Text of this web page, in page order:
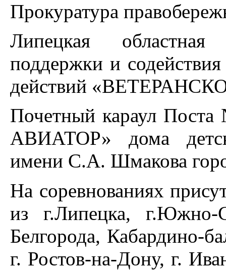
Прокуратура
Липецкая областная
поддержки и
действий
Почетный караул
АВИАТОР» дома
имени С.А. Шмакова
На соревнованиях
из г.Липецка,
Белгорода, Кабардино-
г. Ростов-на-Дону, г.